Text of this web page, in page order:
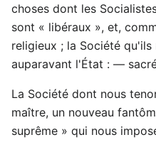
choses dont les
sont « libéraux », et,
religieux ; la Société
auparavant l'État : —
La Société dont nous
maître, un nouveau
suprême » qui nous